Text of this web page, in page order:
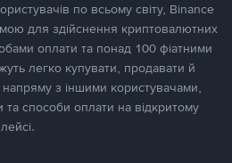
по всьому світу, Binance
для здійснення криптовалютних
оплати та понад 100 фіатними
легко купувати, продавати й
з іншими користувачами,
та способи оплати на відкритому